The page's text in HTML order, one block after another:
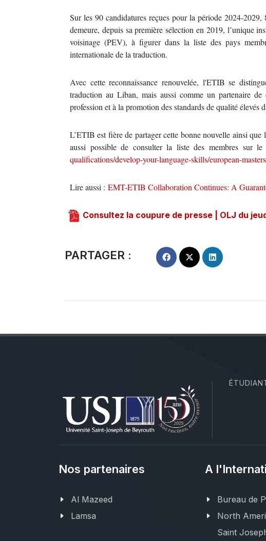
Sur les 90 candidatures reçues pour la période 2024-
demeure, depuis sa première sélection en 2019, l’unique
voisinage (PEV), à figurer dans la liste des pays
internationale de la traduction.
Avec cette reconnaissance renouvelée, l'ETIB se
traduction au Liban, mais aussi comme un partenaire
profession et à la promotion des standards de qualité élevés
L’ETIB est fière de partager cette bonne nouvelle ainsi
aussi possible de consulter la liste des membres sur
qualifications/develop-your-language-skills/european-
Lire aussi : EMT-ETIB Collaboration Continues: A
Consultez la coupure de presse | OLJ du
PARTAGER :
Nos partenaires
Al Mazeed
Lamsa
A
Bureau de
North
Saint